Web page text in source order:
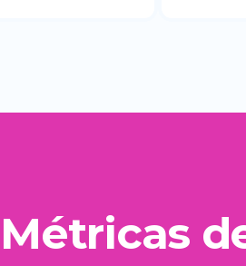
Métricas